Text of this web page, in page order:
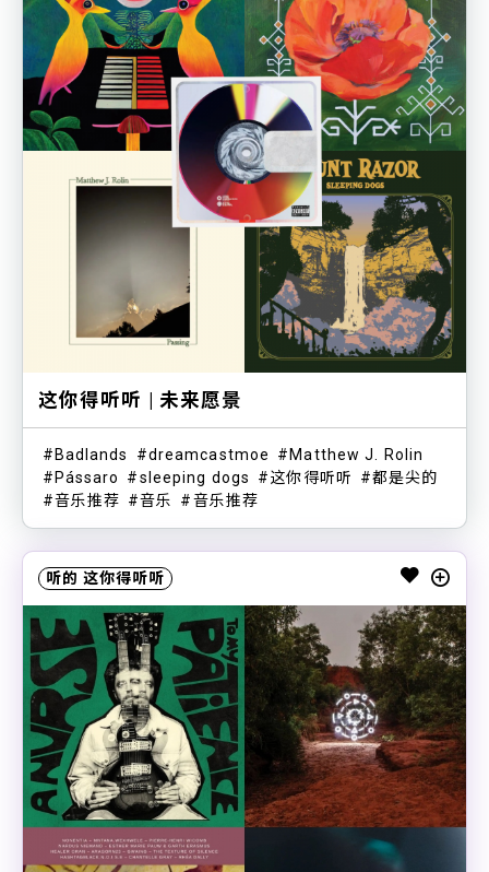
这你得听听 | 未来愿景
Badlands dreamcastmoe
Matthew J. Rolin
Pássaro
sleeping dogs 这你得听听
都是尖的
音乐推荐
音乐 音乐推荐
听的 这你得听听